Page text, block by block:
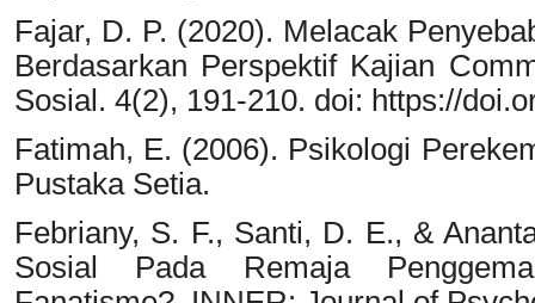
Fajar, D. P. (2020). Melacak
Berdasarkan Perspektif Kajian
Sosial. 4(2), 191-210. doi: https://
Fatimah, E. (2006). Psikologi
Pustaka Setia.
Febriany, S. F., Santi, D. E., &
Sosial Pada Remaja